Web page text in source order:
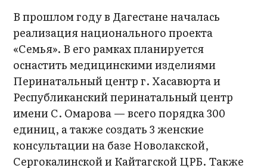
В прошлом году в Дагестане началась
реализация национального проекта
«Семья». В его рамках планируется
оснастить медицинскими изделиями
Перинатальный центр г. Хасавюрта и
Республиканский перинатальный центр
имени С. Омарова — всего порядка 300
единиц, а также создать 3 женские
консультации на базе Новолакской,
Сергокалинской и Кайтагской ЦРБ. Также